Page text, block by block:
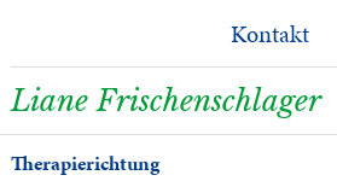
Kontakt
Liane Frischenschlager
Therapierichtung